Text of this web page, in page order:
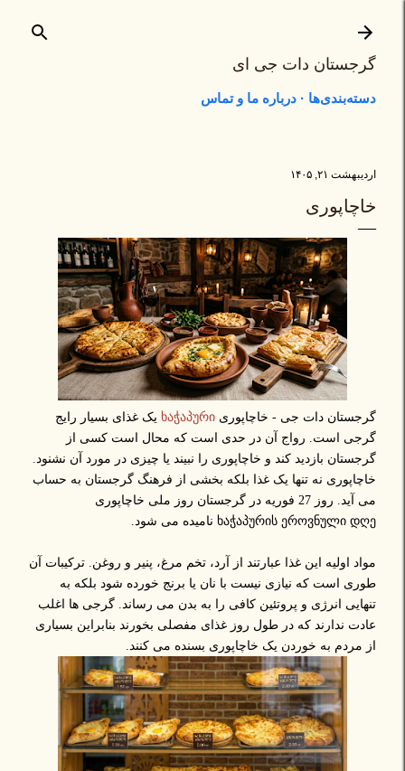
گرجستان دات جی ای
دسته‌بندی‌ها درباره ما و تماس
اردیبهشت ۲۱, ۱۴۰۵
خاچاپوری
گرجستان دات جی - خاچاپوری ხაჭაპური یک غذای بسیار رایج
گرجی است. رواج آن در حدی است که محال است کسی از
گرجستان بازدید کند و خاچاپوری را نبیند یا چیزی در مورد آن نشنود.
خاچاپوری نه تنها یک غذا بلکه بخشی از فرهنگ گرجستان به حساب
می آید. روز 27 فوریه در گرجستان روز ملی خاچاپوری
ხაჭაპურის ეროვნული დღე نامیده می شود.
مواد اولیه این غذا عبارتند از آرد، تخم مرغ، پنیر و روغن. ترکیبات آن
طوری است که نیازی نیست با نان یا برنج خورده شود بلکه به
تنهایی انرژی و پروتئین کافی را به بدن می رساند. گرجی ها اغلب
عادت ندارند که در طول روز غذای مفصلی بخورند بنابراین بسیاری
از مردم به خوردن یک خاچاپوری بسنده می کنند.